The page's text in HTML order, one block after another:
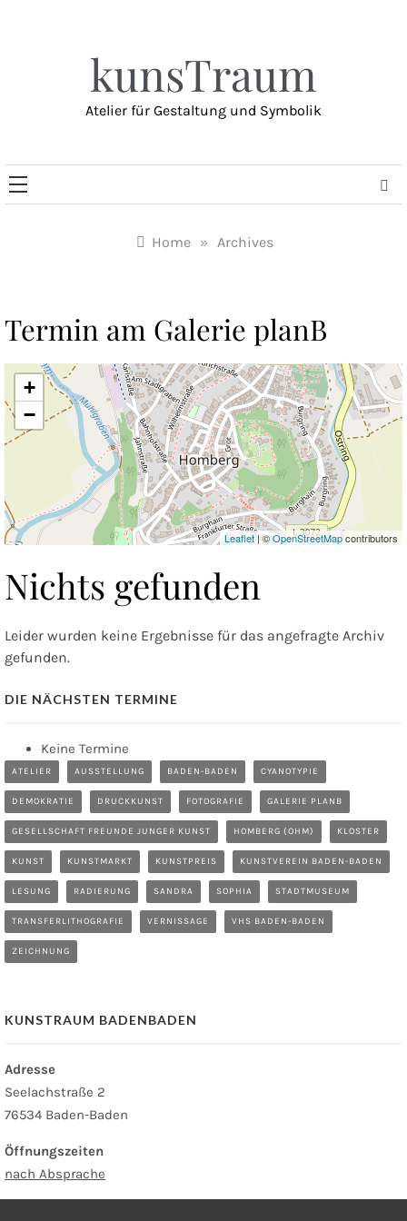
kunsTraum
Atelier für Gestaltung und Symbolik
Home » Archives
Termin am Galerie planB
+
−
Leaflet| ©OpenStreetMapcontributors
Nichts gefunden
Leider wurden keine Ergebnisse für das angefragte Archiv
gefunden.
DIE NÄCHSTEN TERMINE
Keine Termine
ATELIER AUSSTELLUNG BADEN-BADEN CYANOTYPIE
DEMOKRATIE DRUCKKUNST FOTOGRAFIE GALERIE PLANB
GESELLSCHAFT FREUNDE JUNGER KUNST HOMBERG (OHM) KLOSTER
KUNST KUNSTMARKT KUNSTPREIS KUNSTVEREIN BADEN-BADEN
LESUNG RADIERUNG SANDRA SOPHIA STADTMUSEUM
TRANSFERLITHOGRAFIE VERNISSAGE VHS BADEN-BADEN
ZEICHNUNG
KUNSTRAUM BADENBADEN
Adresse
Seelachstraße 2
76534 Baden-Baden
Öffnungszeiten
nach Absprache